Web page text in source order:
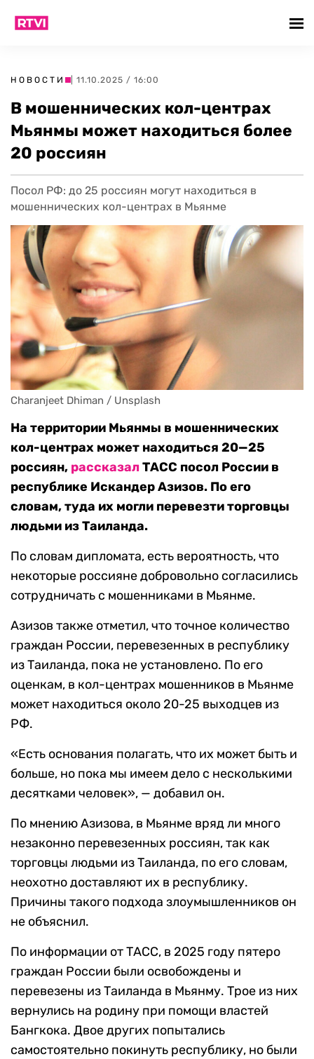
НОВОСТИ | 11.10.2025 / 16:00
В мошеннических кол-центрах
Мьянмы может находиться более
20 россиян
Посол РФ: до 25 россиян могут находиться в
мошеннических кол-центрах в Мьянме
Сharanjeet Dhiman / Unsplash
На территории Мьянмы в мошеннических
кол-центрах может находиться 20—25
россиян, рассказалТАСС посол России в
республике Искандер Азизов. По его
словам, туда их могли перевезти торговцы
людьми из Таиланда.
По словам дипломата, есть вероятность, что
некоторые россияне добровольно согласились
сотрудничать с мошенниками в Мьянме.
Азизов также отметил, что точное количество
граждан России, перевезенных в республику
из Таиланда, пока не установлено. По его
оценкам, в кол-центрах мошенников в Мьянме
может находиться около 20-25 выходцев из
РФ.
«Есть основания полагать, что их может быть и
больше, но пока мы имеем дело с несколькими
десятками человек», — добавил он.
По мнению Азизова, в Мьянме вряд ли много
незаконно перевезенных россиян, так как
торговцы людьми из Таиланда, по его словам,
неохотно доставляют их в республику.
Причины такого подхода злоумышленников он
не объяснил.
По информации от ТАСС, в 2025 году пятеро
граждан России были освобождены и
перевезены из Таиланда в Мьянму. Трое из них
вернулись на родину при помощи властей
Бангкока. Двое других попытались
самостоятельно покинуть республику, но были